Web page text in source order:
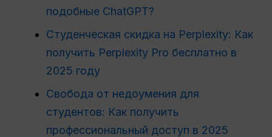
подобные ChatGPT?
Студенческая скидка на Perplexity: Как
получить Perplexity Pro бесплатно в
2025 году
Свобода от недоумения для
студентов: Как получить
профессиональный доступ в 2025